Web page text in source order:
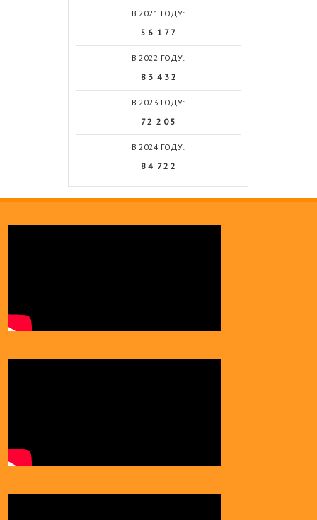
В 2021 ГОДУ:
5 6 1 7 7
В 2022 ГОДУ:
8 3 4 3 2
В 2023 ГОДУ:
7 2 2 0 5
В 2024 ГОДУ:
8 4 7 2 2